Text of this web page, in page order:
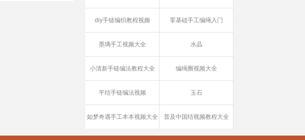
diy手链编织教程视频 零基础手工编绳入门
墨璃手工视频大全 水晶
小清新手链编法教程大全 编绳圈视频大全
平结手链编法视频 玉石
如梦奇遇手工本本视频大全 普及中国结视频教程大全